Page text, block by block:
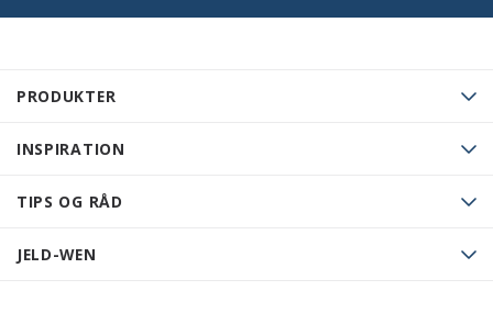
PRODUKTER
INSPIRATION
TIPS OG RÅD
JELD-WEN